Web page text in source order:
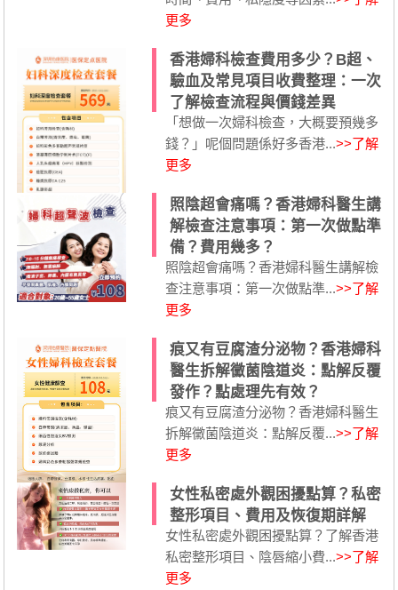
更多
香港婦科檢查費用多少？B超、
驗血及常見項目收費整理：一次
了解檢查流程與價錢差異
「想做一次婦科檢查，大概要預幾多
錢？」呢個問題係好多香港...>>了解
更多
照陰超會痛嗎？香港婦科醫生講
解檢查注意事項：第一次做點準
備？費用幾多？
照陰超會痛嗎？香港婦科醫生講解檢
查注意事項：第一次做點準...>>了解
更多
痕又有豆腐渣分泌物？香港婦科
醫生拆解黴菌陰道炎：點解反覆
發作？點處理先有效？
痕又有豆腐渣分泌物？香港婦科醫生
拆解黴菌陰道炎：點解反覆...>>了解
更多
女性私密處外觀困擾點算？私密
整形項目、費用及恢復期詳解
女性私密處外觀困擾點算？了解香港
私密整形項目、陰唇縮小費...>>了解
更多